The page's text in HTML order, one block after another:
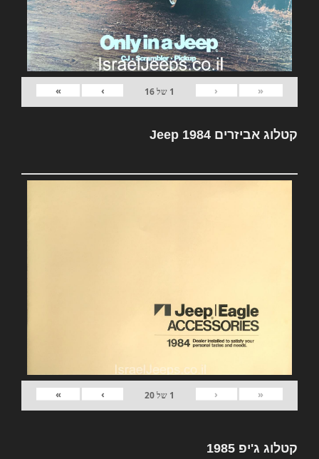
«
‹
1 של16
›
»
קטלוג אביזרים Jeep 1984
«
‹
1 של20
›
»
קטלוג ג'יפ 1985